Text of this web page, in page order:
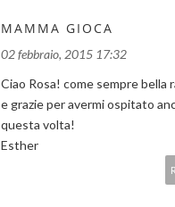
MAMMA GIOCA
02 febbraio, 2015 17:32
Ciao Rosa! come sempre bella
e grazie per avermi ospitato
questa volta!
Esther